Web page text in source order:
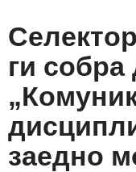
ги собра
заедно